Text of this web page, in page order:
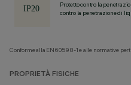
Protetto contro la
contro la penetrazione di
Conforme alla EN60598-1 e alle normative
PROPRIETÀ FISICHE